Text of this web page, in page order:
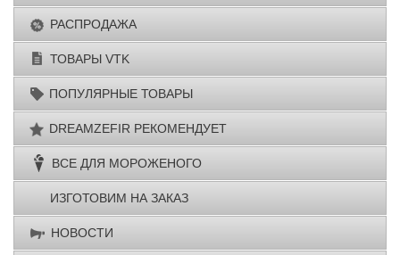
РАСПРОДАЖА
ТОВАРЫ VTK
ПОПУЛЯРНЫЕ ТОВАРЫ
DREAMZEFIR РЕКОМЕНДУЕТ
ВСЕ ДЛЯ МОРОЖЕНОГО
ИЗГОТОВИМ НА ЗАКАЗ
НОВОСТИ